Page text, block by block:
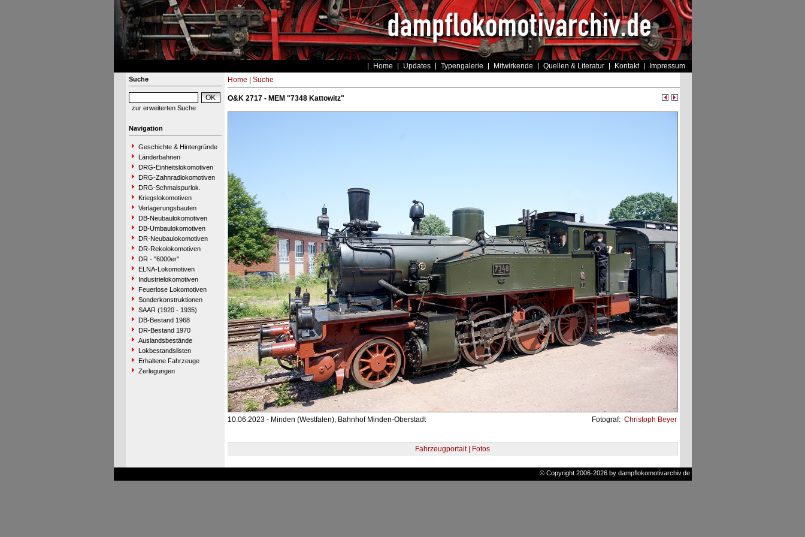
Home Updates Typengalerie Mitwirkende Quellen & Literatur Kontakt Impressum
Suche
zur erweiterten Suche
Navigation
Geschichte & Hintergründe
Länderbahnen
DRG-Einheitslokomotiven
DRG-Zahnradlokomotiven
DRG-Schmalspurlok.
Kriegslokomotiven
Verlagerungsbauten
DB-Neubaulokomotiven
DB-Umbaulokomotiven
DR-Neubaulokomotiven
DR-Rekolokomotiven
DR - "6000er"
ELNA-Lokomotiven
Industrielokomotiven
Feuerlose Lokomotiven
Sonderkonstruktionen
SAAR (1920 - 1935)
DB-Bestand 1968
DR-Bestand 1970
Auslandsbestände
Lokbestandslisten
Erhaltene Fahrzeuge
Zerlegungen
Home Suche
O&K 2717 - MEM "7348 Kattowitz"
10.06.2023 - Minden (Westfalen), Bahnhof Minden-Oberstadt Fotograf: Christoph Beyer
Fahrzeugportait | Fotos
© Copyright 2006-2026 by dampflokomotivarchiv.de